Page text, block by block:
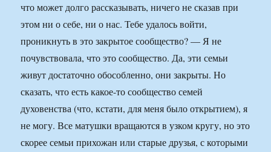
что может долго рассказывать, ничего не сказав при
этом ни о себе, ни о нас. Тебе удалось войти,
проникнуть в это закрытое сообщество? — Я не
почувствовала, что это сообщество. Да, эти семьи
живут достаточно обособленно, они закрыты. Но
сказать, что есть какое-то сообщество семей
духовенства (что, кстати, для меня было открытием), я
не могу. Все матушки вращаются в узком кругу, но это
скорее семьи прихожан или старые друзья, с которыми